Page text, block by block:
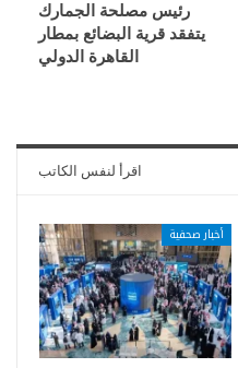
رئيس مصلحة الجمارك
يتفقد قرية البضائع بمطار
القاهرة الدولي
اقرأ لنفس الكاتب
أخبار صحفية